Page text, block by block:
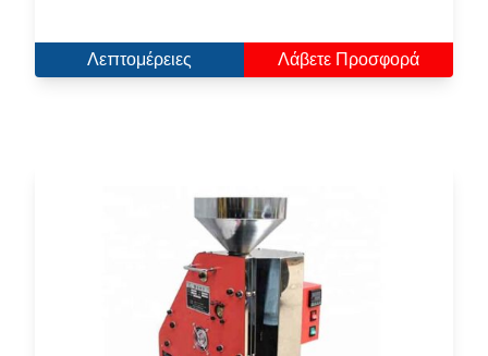
Λεπτομέρειες Λάβετε Προσφορά